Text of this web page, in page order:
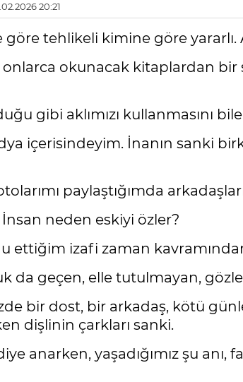
20:21
tehlikeli kimine göre
onlarca okunacak kitaplardan bir
gibi aklımızı kullanmasını
içerisindeyim. İnanın sanki
paylaştığımda
neden eskiyi özler?
ettiğim izafi zaman
da geçen, elle tutulmayan,
bir dost, bir arkadaş, kötü
dişlinin çarkları sanki.
anarken, yaşadığımız şu anı,